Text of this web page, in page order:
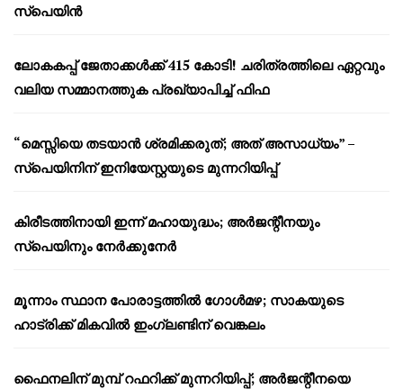
സ്പെയിൻ
ലോകകപ്പ് ജേതാക്കൾക്ക് 415 കോടി! ചരിത്രത്തിലെ ഏറ്റവും
വലിയ സമ്മാനത്തുക പ്രഖ്യാപിച്ച് ഫിഫ
“മെസ്സിയെ തടയാൻ ശ്രമിക്കരുത്; അത് അസാധ്യം” –
സ്പെയിനിന് ഇനിയേസ്റ്റയുടെ മുന്നറിയിപ്പ്
കിരീടത്തിനായി ഇന്ന് മഹായുദ്ധം; അർജന്റീനയും
സ്പെയിനും നേർക്കുനേർ
മൂന്നാം സ്ഥാന പോരാട്ടത്തിൽ ഗോൾമഴ; സാകയുടെ
ഹാട്രിക്ക് മികവിൽ ഇംഗ്ലണ്ടിന് വെങ്കലം
ഫൈനലിന് മുമ്പ് റഫറിക്ക് മുന്നറിയിപ്പ്; അർജന്റീനയെ